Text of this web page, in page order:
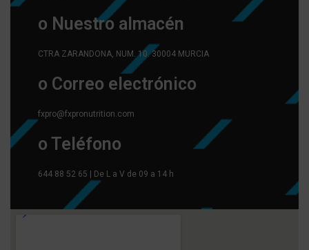
o Nuestro almacén
CTRA ZARANDONA, NUM. 10. 30004 MURCIA
o Correo electrónico
fxpro@fxpronutrition.com
o Teléfono
644 88 52 65 | De L a V de 09 a 14 h